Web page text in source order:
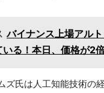
バイナンス上場アル
る！本日、価格が2
ズ氏は人工知能技術の